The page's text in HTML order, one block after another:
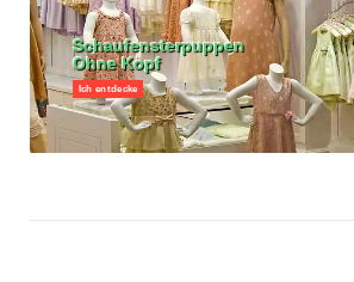
Schaufensterpuppen
Ohne Kopf
Ich entdecke